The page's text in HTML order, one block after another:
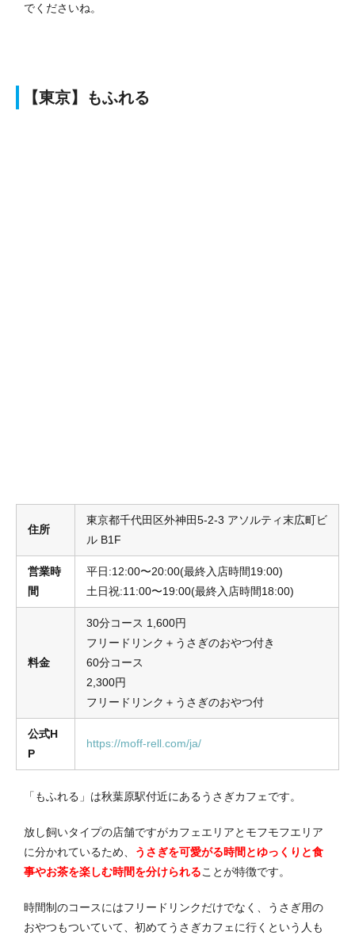
でくださいね。
【東京】もふれる
住所
東京都千代田区外神田5-2-3 アソルティ末広町ビ
ル B1F
営業時
間
平日:12:00〜20:00(最終入店時間19:00)
土日祝:11:00〜19:00(最終入店時間18:00)
料金
30分コース 1,600円
フリードリンク＋うさぎのおやつ付き
60分コース
2,300円
フリードリンク＋うさぎのおやつ付
公式H
P
https://moff-rell.com/ja/
「もふれる」は秋葉原駅付近にあるうさぎカフェです。
放し飼いタイプの店舗ですがカフェエリアとモフモフエリア
に分かれているため、
うさぎを可愛がる時間とゆっくりと食
事やお茶を楽しむ時間を分けられることが特徴です。
時間制のコースにはフリードリンクだけでなく、うさぎ用の
おやつもついていて、初めてうさぎカフェに行くという人も